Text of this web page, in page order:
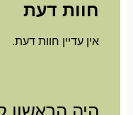
חוות דעת
אין עדיין חוות דעת.